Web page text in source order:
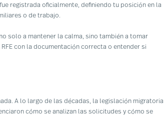
registrada oficialmente, definiendo tu posición en la
o de trabajo.
solo a mantener la calma, sino también a tomar
con la documentación correcta o entender si
A lo largo de las décadas, la legislación migratoria
cómo se analizan las solicitudes y cómo se